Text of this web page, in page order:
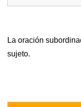
La oración
sujeto.